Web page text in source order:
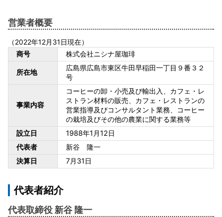
営業者概要
（2022年12月31日現在）
商号
株式会社ニシナ屋珈琲
所在地
広島県広島市東区牛田早稲田一丁目９番３２
号
事業内容
コーヒーの卸・小売及び輸出入、カフェ・レ
ストラン材料の販売、カフェ・レストランの
営業指導及びコンサルタント業務、コーヒー
の栽培及びその他の農業に関する業務等
設立日
1988年1月12日
代表者
新谷 隆一
決算日
7月31日
代表者紹介
代表取締役 新谷 隆一